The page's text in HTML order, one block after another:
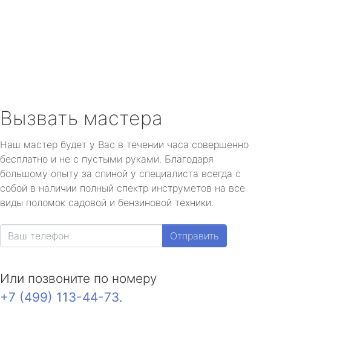
Вызвать мастера
Наш мастер будет у Вас в течении часа совершенно
бесплатно и не с пустыми руками. Благодаря
большому опыту за спиной у специалиста всегда с
собой в наличии полный спектр инструметов на все
виды поломок садовой и бензиновой техники.
Отправить
Или позвоните по номеру
+7 (499) 113-44-73.